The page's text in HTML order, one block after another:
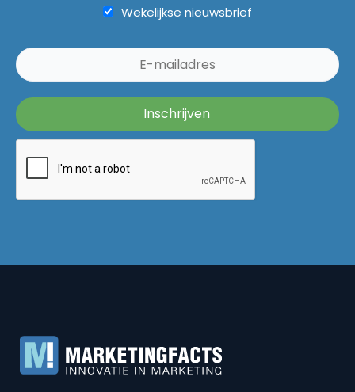
Wekelijkse nieuwsbrief